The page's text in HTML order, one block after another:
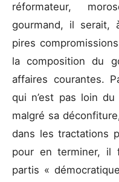
réformateur,
gourmand, il serait,
pires
la composition du
affaires courantes.
qui n’est pas loin
malgré sa
dans les tractations
pour en terminer, il
partis «